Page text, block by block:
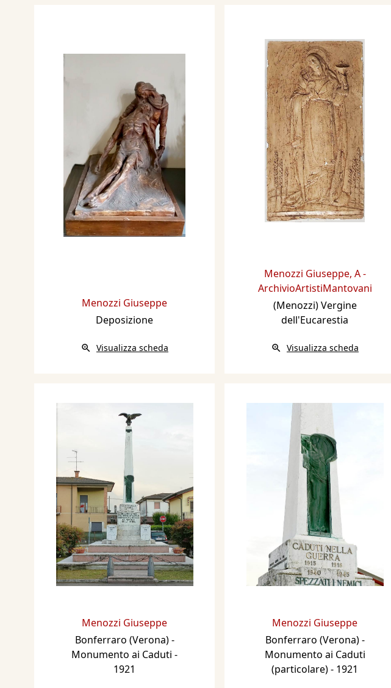
Menozzi Giuseppe
Deposizione
Visualizza scheda
Menozzi Giuseppe, A -
ArchivioArtistiMantovani
(Menozzi) Vergine
dell'Eucarestia
Visualizza scheda
Menozzi Giuseppe
Bonferraro (Verona) -
Monumento ai Caduti -
1921
Menozzi Giuseppe
Bonferraro (Verona) -
Monumento ai Caduti
(particolare)- 1921